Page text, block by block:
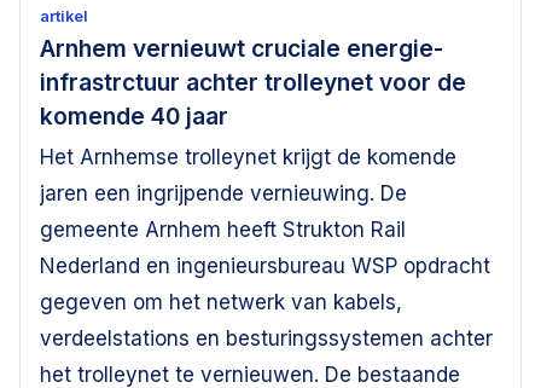
artikel
Arnhem vernieuwt cruciale energie-
infrastrctuur achter trolleynet voor de
komende 40 jaar
Het Arnhemse trolleynet krijgt de komende
jaren een ingrijpende vernieuwing. De
gemeente Arnhem heeft Strukton Rail
Nederland en ingenieursbureau WSP opdracht
gegeven om het netwerk van kabels,
verdeelstations en besturingssystemen achter
het trolleynet te vernieuwen. De bestaande